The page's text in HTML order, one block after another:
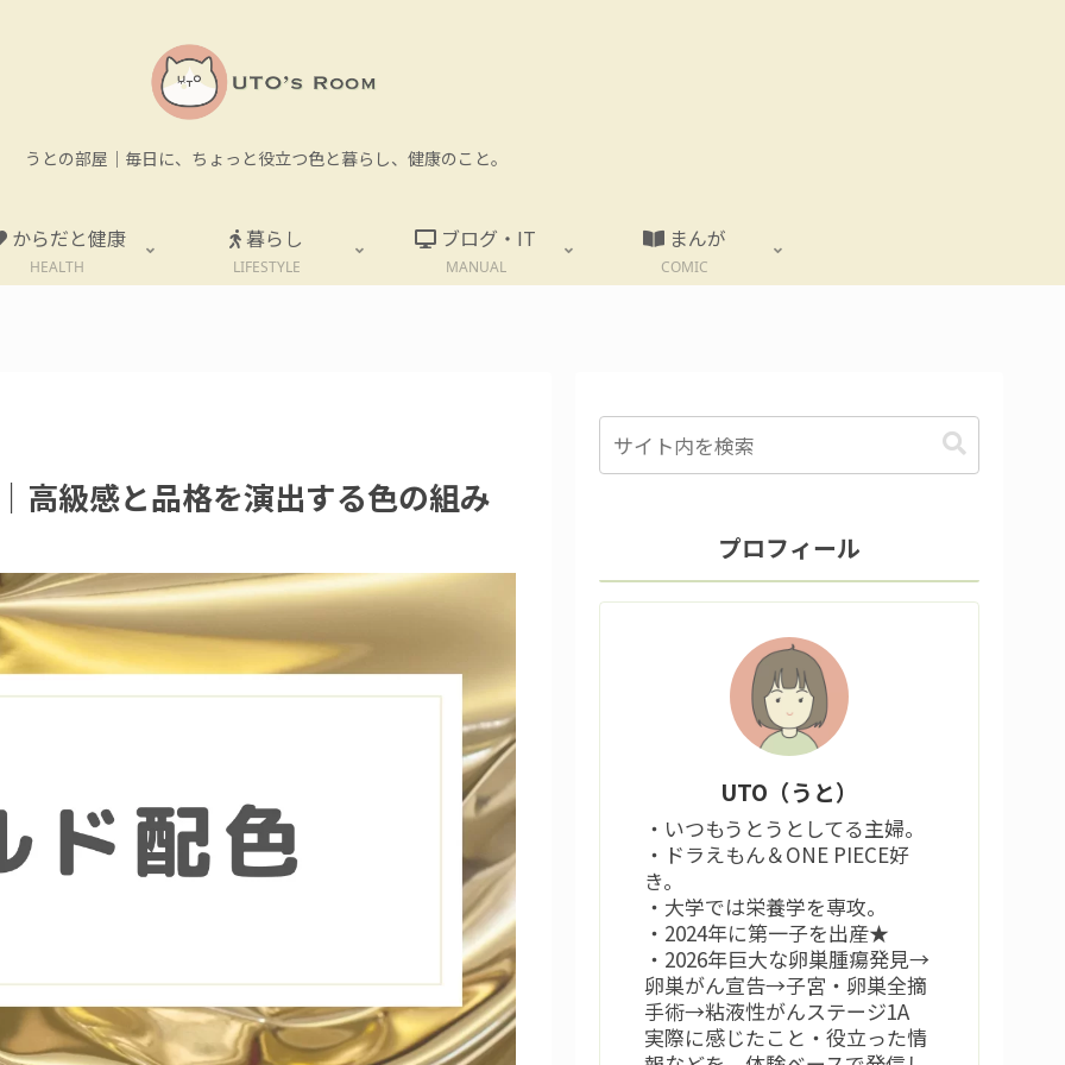
うとの部屋｜毎日に、ちょっと役立つ色と暮らし、健康のこと。
からだと健康
HEALTH
暮らし
LIFESTYLE
ブログ・IT
MANUAL
まんが
COMIC
高級感と品格を演出する色の組み
プロフィール
UTO（うと）
・いつもうとうとしてる主婦。
・ドラえもん＆ONE PIECE好
き。
・大学では栄養学を専攻。
・2024年に第一子を出産★
・2026年巨大な卵巣腫瘍発見→
卵巣がん宣告→子宮・卵巣全摘
手術→粘液性がんステージ1A
実際に感じたこと・役立った情